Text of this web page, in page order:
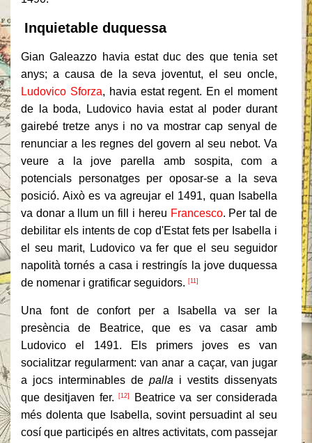
Inquietable duquessa
Gian Galeazzo havia estat duc des que tenia set
anys; a causa de la seva joventut, el seu oncle,
Ludovico Sforza, havia estat regent. En el moment
de la boda, Ludovico havia estat al poder durant
gairebé tretze anys i no va mostrar cap senyal de
renunciar a les regnes del govern al seu nebot. Va
veure a la jove parella amb sospita, com a
potencials personatges per oposar-se a la seva
posició. Això es va agreujar el 1491, quan Isabella
va donar a llum un fill i hereu Francesco. Per tal de
debilitar els intents de cop d'Estat fets per Isabella i
el seu marit, Ludovico va fer que el seu seguidor
napolità tornés a casa i restringís la jove duquessa
de nomenar i gratificar seguidors. [11]
Una font de confort per a Isabella va ser la
presència de Beatrice, que es va casar amb
Ludovico el 1491. Els primers joves es van
socialitzar regularment: van anar a caçar, van jugar
a jocs interminables de palla i vestits dissenyats
que desitjaven fer.
[12]
Beatrice va ser considerada
més dolenta que Isabella, sovint persuadint al seu
cosí que participés en altres activitats, com passejar